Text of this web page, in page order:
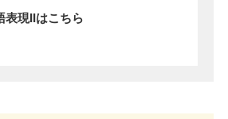
表現IIはこちら